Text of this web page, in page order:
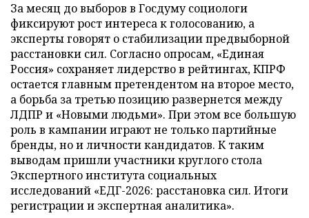
За месяц до выборов в Госдуму социологи
фиксируют рост интереса к голосованию, а
эксперты говорят о стабилизации предвыборной
расстановки сил. Согласно опросам, «Единая
Россия» сохраняет лидерство в рейтингах, КПРФ
остается главным претендентом на второе место,
а борьба за третью позицию развернется между
ЛДПР и «Новыми людьми». При этом все большую
роль в кампании играют не только партийные
бренды, но и личности кандидатов. К таким
выводам пришли участники круглого стола
Экспертного института социальных
исследований «ЕДГ-2026: расстановка сил. Итоги
регистрации и экспертная аналитика».